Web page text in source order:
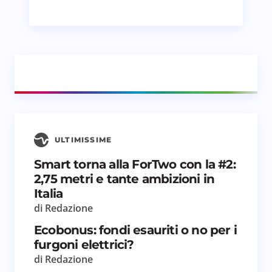
ULTIMISSIME
Smart torna alla ForTwo con la #2:
2,75 metri e tante ambizioni in
Italia
di Redazione
Ecobonus: fondi esauriti o no per i
furgoni elettrici?
di Redazione